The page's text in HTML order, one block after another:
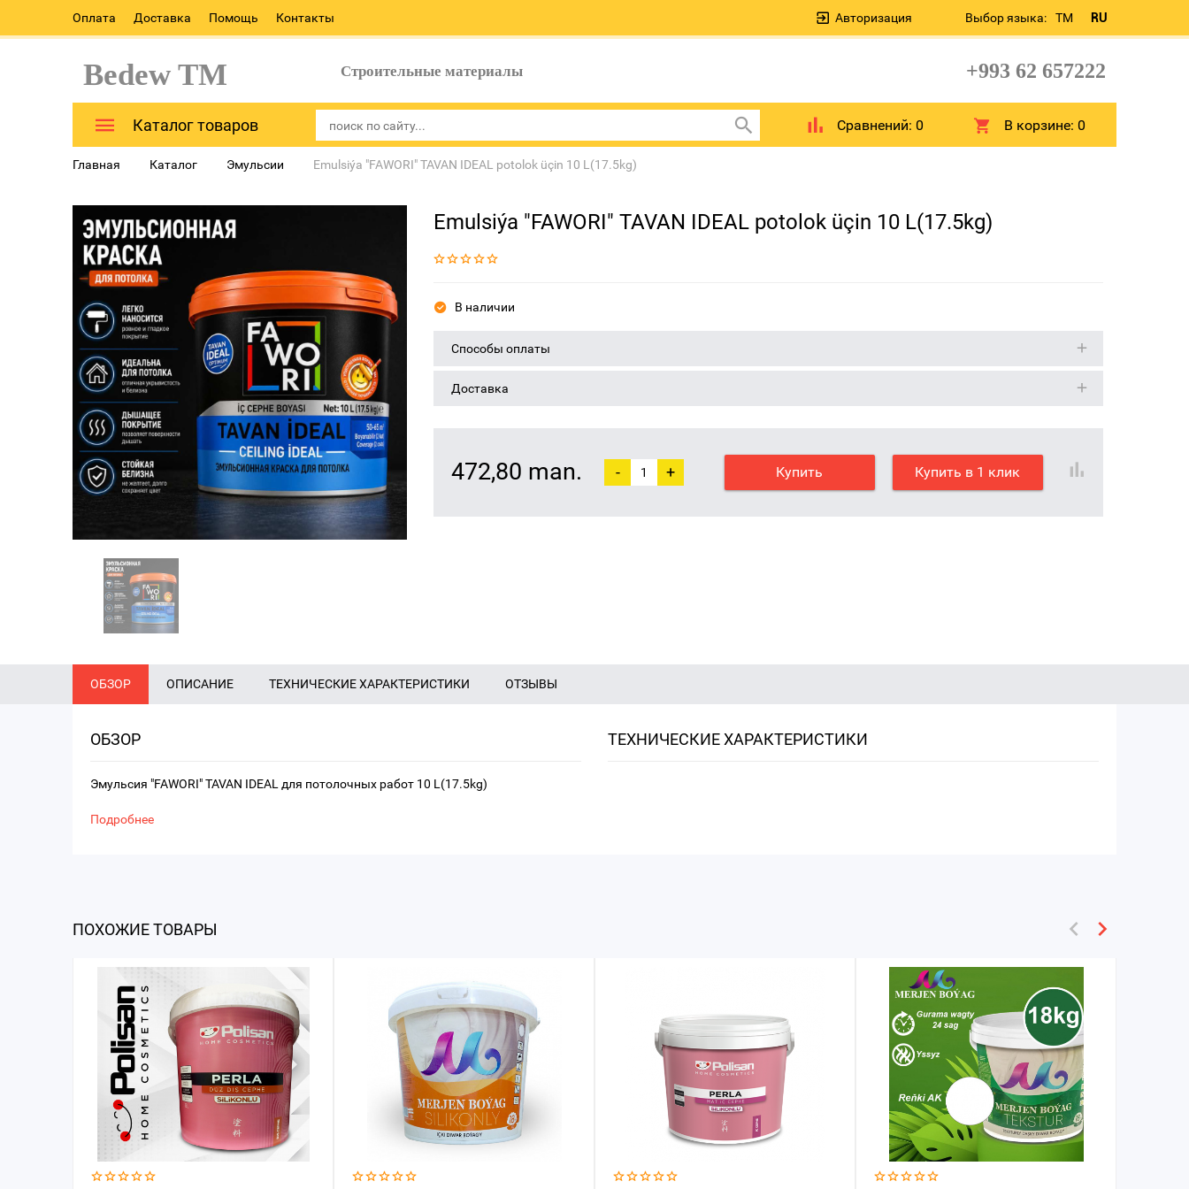
Оплата Доставка Помощь Контакты Выбор языка: TM RU
Авторизация
Bedew TM Строительные материалы +993 62 657222
Каталог товаров Сравнений: 0 В корзине:0
Главная Каталог Эмульсии Emulsiýa "FAWORI" TAVAN IDEAL potolok üçin 10 L(17.5kg)
Emulsiýa "FAWORI" TAVAN IDEAL potolok üçin 10 L(17.5kg)
В наличии
Способы оплаты
Доставка
472,80 man. - + Купить Купить в 1 клик
ОБЗОР ОПИСАНИЕ ТЕХНИЧЕСКИЕ ХАРАКТЕРИСТИКИ ОТЗЫВЫ
ОБЗОР
Эмульсия "FAWORI" TAVAN IDEAL для потолочных работ 10 L(17.5kg)
Подробнее
ТЕХНИЧЕСКИЕ ХАРАКТЕРИСТИКИ
ПОХОЖИЕ ТОВАРЫ